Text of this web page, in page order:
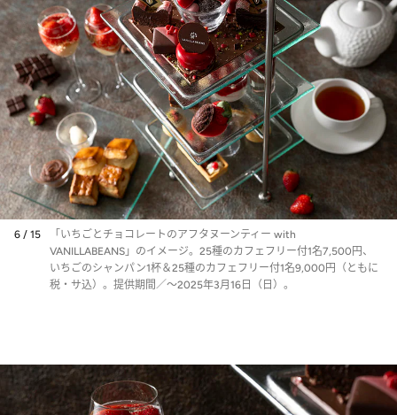
6 / 15
「いちごとチョコレートのアフタヌーンティー with
VANILLABEANS」のイメージ。25種のカフェフリー付1名7,500円、
いちごのシャンパン1杯＆25種のカフェフリー付1名9,000円（ともに
税・サ込）。提供期間／～2025年3月16日（日）。